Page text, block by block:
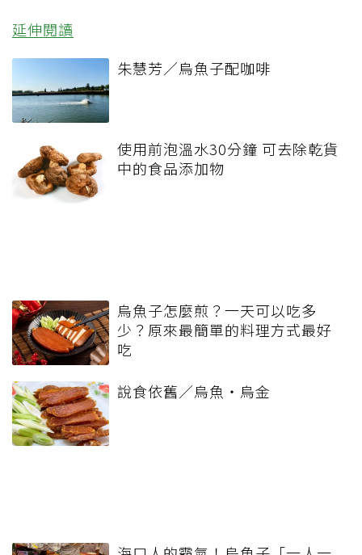
延伸閱讀
朱慧芳／烏魚子配咖啡
使用前泡溫水30分鐘 可去除乾貨
中的食品添加物
烏魚子怎麼煎？一天可以吃多
少？原來最簡單的料理方式最好
吃
說食依舊／烏魚‧烏金